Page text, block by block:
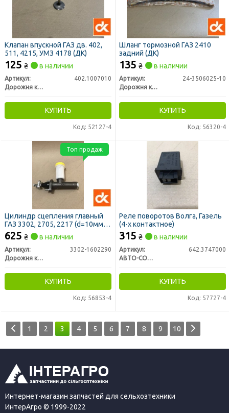
Клапан впускной ГАЗ дв. 402,
511, 4215, УМЗ 4178 (ДК)
125 ₴ в наличии
Артикул:
402.1007010
Дорожня карта
КУПИТЬ
Код: 52127-4
Шланг тормозной ГАЗ 2410
задний (ДК)
135 ₴ в наличии
Артикул:
24-3506025-10
Дорожня карта
КУПИТЬ
Код: 56320-4
Цилиндр сцепления главный
ГАЗ 3302, 2705, 2217 (d=10мм)
(ДК)
625 ₴ в наличии
Артикул:
3302-1602290
Дорожня карта
КУПИТЬ
Код: 56853-4
Топ продаж
Реле поворотов Волга, Газель
(4-х контактное)
315 ₴ в наличии
Артикул:
642.3747000
АВТО-СОЮЗ 88
КУПИТЬ
Код: 57727-4
1 2 3 4 5 6 7 8 9 10
Интернет-магазин запчастей для сельхозтехники
ИнтерАгро © 1999-2022